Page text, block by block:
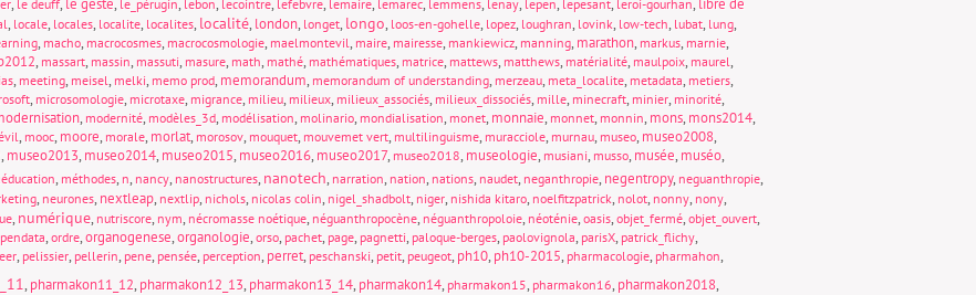
, le deuff, le geste, le_pérugin, lebon, lecointre, lefebvre, lemaire, lemarec, lemmens, lenay, lepen, lepesant, leroi-gourhan, libre de
, locale, locales, localite, localites, localité, london, longet, longo, loos-en-gohelle, lopez, loughran, lovink, low-tech, lubat, lung,
, macho, macrocosmes, macrocosmologie, maelmontevil, maire, mairesse, mankiewicz, manning, marathon, markus, marnie,
, massart, massin, massuti, masure, math, mathé, mathématiques, matrice, mattews, matthews, matérialité, maulpoix, maurel,
, meeting, meisel, melki, memo prod, memorandum, memorandum of understanding, merzeau, meta_localite, metadata, metiers,
, microsomologie, microtaxe, migrance, milieu, milieux, milieux_associés, milieux_dissociés, mille, minecraft, minier, minorité,
, modernité, modèles_3d, modélisation, molinario, mondialisation, monet, monnaie, monnet, monnin, mons, mons2014,
, mooc, moore, morale, morlat, morosov, mouquet, mouvemet vert, multilinguisme, muracciole, murnau, museo, museo2008,
, museo2013, museo2014, museo2015, museo2016, museo2017, museo2018, museologie, musiani, musso, musée, muséo,
, méthodes, n, nancy, nanostructures, nanotech, narration, nation, nations, naudet, neganthropie, negentropy, neguanthropie,
, neurones, nextleap, nextlip, nichols, nicolas colin, nigel_shadbolt, niger, nishida kitaro, noelfitzpatrick, nolot, nonny, nony,
, numérique, nutriscore, nym, nécromasse noétique, néguanthropocène, néguanthropoloie, néoténie, oasis, objet_fermé, objet_ouvert,
, ordre,organogenese,organologie, orso, pachet, page, pagnetti, paloque-berges, paolovignola, parisX, patrick_flichy,
, pelissier, pellerin, pene, pensée, perception, perret, peschanski, petit, peugeot, ph10, ph10-2015, pharmacologie, pharmahon,
, pharmakon11_12, pharmakon12_13, pharmakon13_14, pharmakon14, pharmakon15, pharmakon16, pharmakon2018,